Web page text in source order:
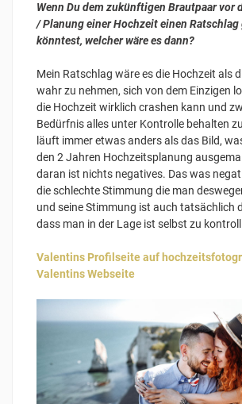
Wenn Du dem zukünftigen Brautpaar vor
/ Planung einer Hochzeit einen Ratschlag
könntest, welcher wäre es dann?
Mein Ratschlag wäre es die Hochzeit als
wahr zu nehmen, sich von dem Einzigen
die Hochzeit wirklich crashen kann und
Bedürfnis alles unter Kontrolle behalten
läuft immer etwas anders als das Bild,
den 2 Jahren Hochzeitsplanung
daran ist nichts negatives. Das was
die schlechte Stimmung die man
und seine Stimmung ist auch tatsächlich
dass man in der Lage ist selbst zu
Valentins Profilseite auf
Valentins Webseite